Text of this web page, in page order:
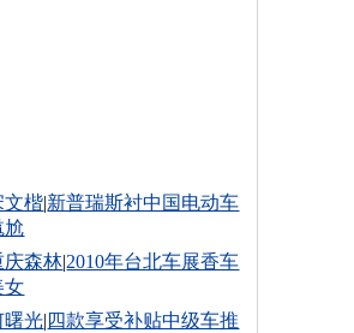
文楷|新普瑞斯衬中国电动车
尬
庆森林|2010年台北车展香车
女
曙光| 四款享受补贴中级车推